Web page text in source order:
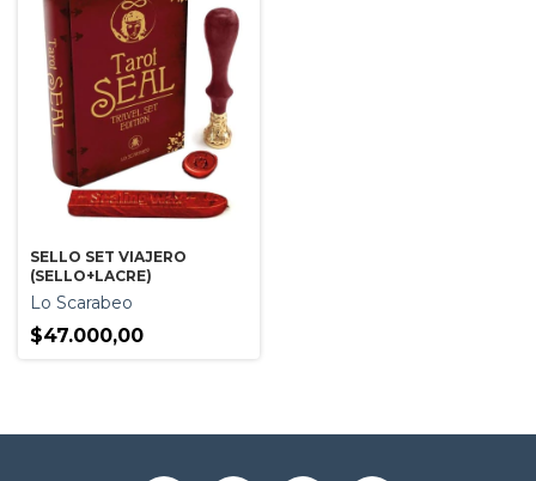
SELLO SET VIAJERO
(SELLO+LACRE)
Lo Scarabeo
$47.000,00